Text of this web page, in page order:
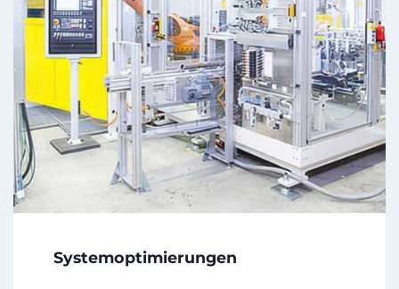
t
r
o
f
i
t
i
n
Systemoptimierungen